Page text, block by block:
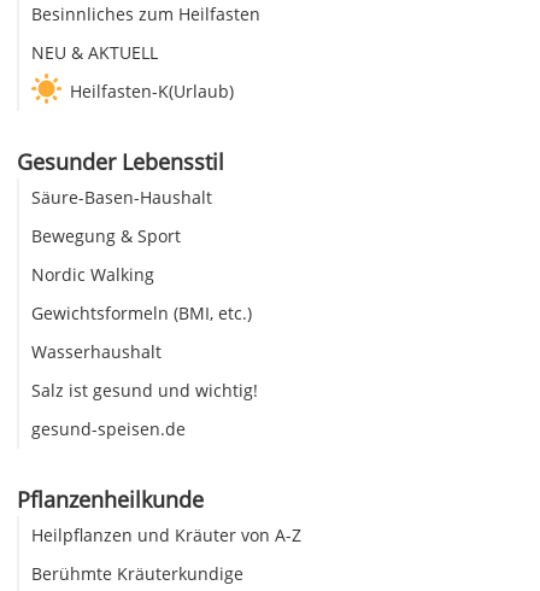
Besinnliches zum Heilfasten
NEU & AKTUELL
Heilfasten-K(Urlaub)
Gesunder Lebensstil
Säure-Basen-Haushalt
Bewegung & Sport
Nordic Walking
Gewichtsformeln (BMI, etc.)
Wasserhaushalt
Salz ist gesund und wichtig!
gesund-speisen.de
Pflanzenheilkunde
Heilpflanzen und Kräuter von A-Z
Berühmte Kräuterkundige